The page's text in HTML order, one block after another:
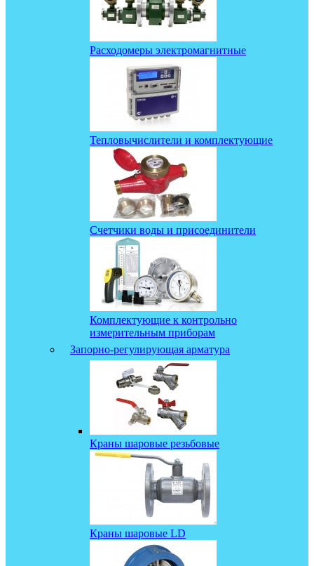
Расходомеры электромагнитные
Тепловычислители и комплектующие
Счетчики воды и присоединители
Комплектующие к контрольно
измерительным приборам
Запорно-регулирующая арматура
Краны шаровые резьбовые
Краны шаровые LD